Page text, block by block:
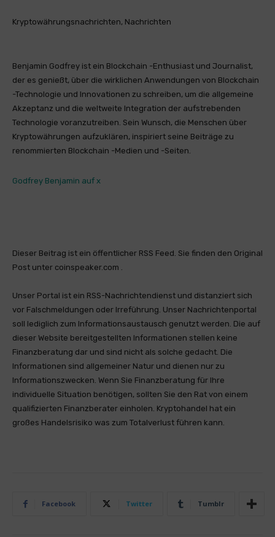
Kryptowährungsnachrichten, Nachrichten
Benjamin Godfrey ist ein Blockchain -Enthusiast und Journalist,
der es genießt, über die wirklichen Anwendungen von Blockchain
-Technologie und Innovationen zu schreiben, um die allgemeine
Akzeptanz und die weltweite Integration der aufstrebenden
Technologie voranzutreiben. Sein Wunsch, die Menschen über
Kryptowährungen aufzuklären, inspiriert seine Beiträge zu
renommierten Blockchain -Medien und -Seiten.
Godfrey Benjamin auf x
Dieser Beitrag ist ein öffentlicher RSS Feed. Sie finden den Original
Post unter coinspeaker.com .
Unser Portal ist ein RSS-Nachrichtendienst und distanziert sich
vor Falschmeldungen oder Irreführung. Unser Nachrichtenportal
soll lediglich zum Informationsaustausch genutzt werden. Die auf
dieser Website bereitgestellten Informationen stellen keine
Finanzberatung dar und sind nicht als solche gedacht. Die
Informationen sind allgemeiner Natur und dienen nur zu
Informationszwecken. Wenn Sie Finanzberatung für Ihre
individuelle Situation benötigen, sollten Sie den Rat von einem
qualifizierten Finanzberater einholen. Kryptohandel hat ein
großes Handelsrisiko was zum Totalverlust führen kann.
Facebook Twitter Tumblr